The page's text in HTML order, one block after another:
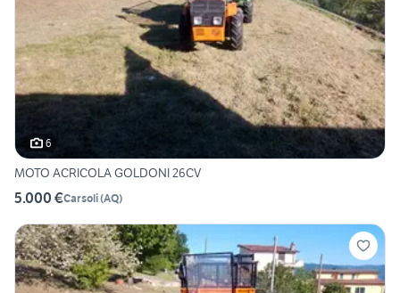
6
MOTO ACRICOLA GOLDONI 26CV
5.000 €Carsoli(AQ)